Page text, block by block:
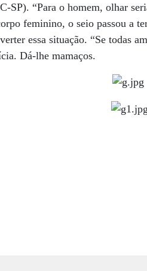
SP). “Para o homem, olhar
feminino, o seio passou a
essa situação. “Se todas
Dá-lhe mamaços.